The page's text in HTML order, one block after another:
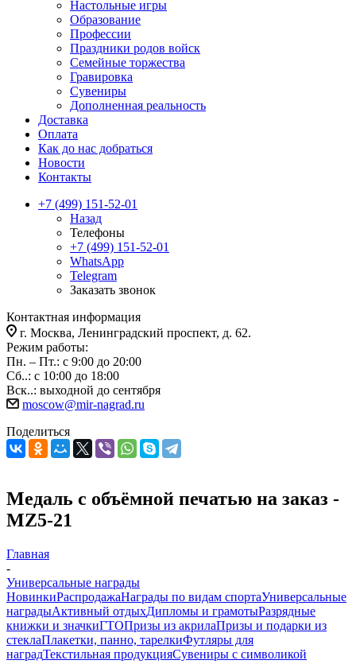
Настольные игры
Образование
Профессии
Праздники родов войск
Семейные торжества
Гравировка
Сувениры
Дополненная реальность
Доставка
Оплата
Как до нас добраться
Новости
Контакты
+7 (499) 151-52-01
Назад
Телефоны
+7 (499) 151-52-01
WhatsApp
Telegram
Заказать звонок
Контактная информация
г. Москва, Ленинградский проспект, д. 62.
Режим работы:
Пн. – Пт.: с 9:00 до 20:00
Сб..: с 10:00 до 18:00
Вск..: выходной до сентября
moscow@mir-nagrad.ru
Поделиться
Медаль с объёмной печатью на заказ -
MZ5-21
Главная
-
Универсальные награды
НовинкиРаспродажаНаграды по видам спортаУниверсальные
наградыАктивный отдыхДипломы и грамотыРазрядные
книжки и значкиГТОПризы из акрилаПризы и подарки из
стеклаПлакетки, панно, тарелкиФутляры для
наградТекстильная продукцияСувениры с символикой